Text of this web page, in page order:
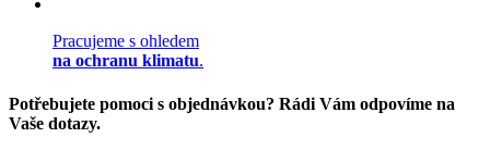
Pracujeme s ohledem
na ochranu klimatu.
Potřebujete pomoci s objednávkou? Rádi Vám odpovíme na
Vaše dotazy.